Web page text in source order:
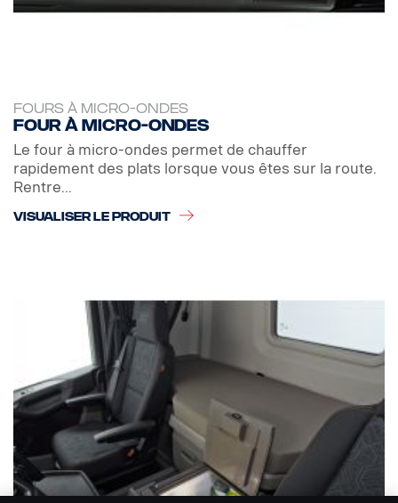
FOURS À MICRO-ONDES
Four à micro-ondes
Le four à micro-ondes permet de chauffer
rapidement des plats lorsque vous êtes sur la route.
Rentre...
VISUALISER LE PRODUIT